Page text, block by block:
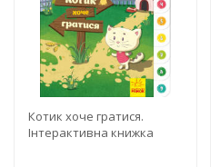
Котик хоче гратися.
Інтерактивна книжка